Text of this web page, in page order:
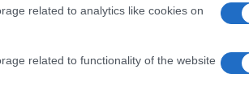
related to analytics like cookies on
related to functionality of the website
retro di Xbox e
la possibilità di
Xbox, PC, browser web